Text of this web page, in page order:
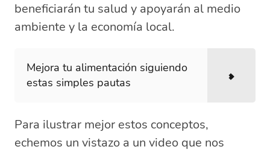
beneficiarán tu salud y apoyarán al medio
ambiente y la economía local.
Mejora tu alimentación siguiendo
estas simples pautas
Para ilustrar mejor estos conceptos,
echemos un vistazo a un video que nos